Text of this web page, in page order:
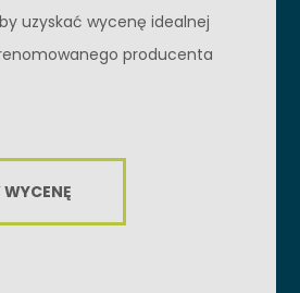
uzyskać wycenę idealnej
producenta